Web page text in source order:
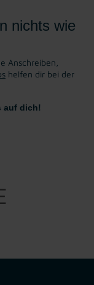
nichts wie
Anschreiben,
helfen dir bei der
auf dich!